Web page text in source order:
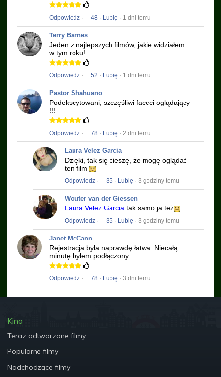
Odpowiedz · 48 · Lubię · 1 dni temu
Terry Barnes
Jeden z najlepszych filmów, jakie widziałem
w tym roku!
Odpowiedz · 52 · Lubię · 1 dni temu
Pastor Shahuano
Podekscytowani, szczęśliwi faceci oglądający
!!!
Odpowiedz · 78 · Lubię · 2 dni temu
Laura Velez Garcia
Dzięki, tak się cieszę, że mogę oglądać
ten film
Odpowiedz · 35 · Lubię · 3 godziny temu
Wouter van der Giessen
Laura Velez Garcia tak samo ja też
Odpowiedz · 35 · Lubię · 3 godziny temu
Janet McCann
Rejestracja była naprawdę łatwa. Niecałą
minutę byłem podłączony
Odpowiedz · 78 · Lubię · 3 dni temu
Kino
Teraz odtwarzane filmy
Popularne filmy
Nadchodzące filmy